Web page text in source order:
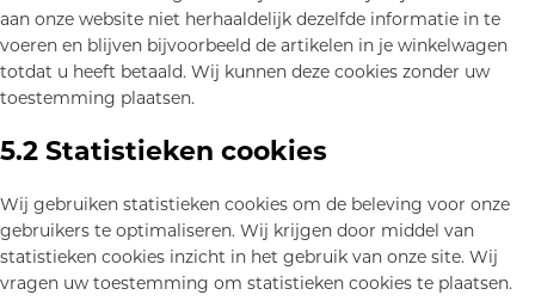
aan onze website niet herhaaldelijk dezelfde informatie in te
voeren en blijven bijvoorbeeld de artikelen in je winkelwagen
totdat u heeft betaald. Wij kunnen deze cookies zonder uw
toestemming plaatsen.
5.2 Statistieken cookies
Wij gebruiken statistieken cookies om de beleving voor onze
gebruikers te optimaliseren. Wij krijgen door middel van
statistieken cookies inzicht in het gebruik van onze site. Wij
vragen uw toestemming om statistieken cookies te plaatsen.